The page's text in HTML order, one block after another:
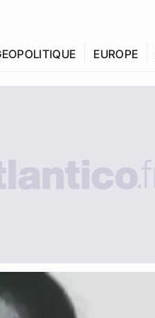
EUROPE